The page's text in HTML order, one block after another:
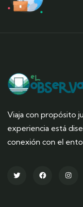
Viaja con propósito
experiencia está
conexión con el